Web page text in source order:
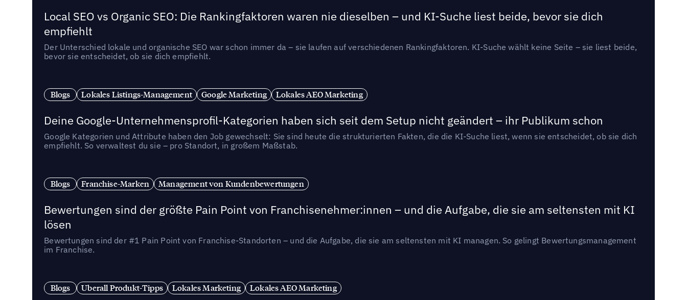
Local SEO vs Organic SEO: Die Rankingfaktoren waren nie dieselben – und KI-Suche liest beide, bevor sie dich
empfiehlt
Der Unterschied lokale und organische SEO war schon immer da – sie laufen auf verschiedenen Rankingfaktoren. KI-Suche wählt keine Seite – sie liest beide,
bevor sie entscheidet, ob sie dich empfiehlt.
Blogs Lokales Listings-Management Google Marketing Lokales AEO Marketing
Deine Google-Unternehmensprofil-Kategorien haben sich seit dem Setup nicht geändert – ihr Publikum schon
Google Kategorien und Attribute haben den Job gewechselt: Sie sind heute die strukturierten Fakten, die die KI-Suche liest, wenn sie entscheidet, ob sie dich
empfiehlt. So verwaltest du sie – pro Standort, in großem Maßstab.
Blogs Franchise-Marken Management von Kundenbewertungen
Bewertungen sind der größte Pain Point von Franchisenehmer:innen – und die Aufgabe, die sie am seltensten mit KI
lösen
Bewertungen sind der #1 Pain Point von Franchise-Standorten – und die Aufgabe, die sie am seltensten mit KI managen. So gelingt Bewertungsmanagement
im Franchise.
Blogs Uberall Produkt-Tipps Lokales Marketing Lokales AEO Marketing